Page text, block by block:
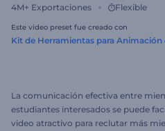
4M+ Exportaciones Flexible
Este video preset fue creado con
Kit de Herramientas para Animación
La comunicación efectiva entre
estudiantes interesados se puede
video atractivo para reclutar más